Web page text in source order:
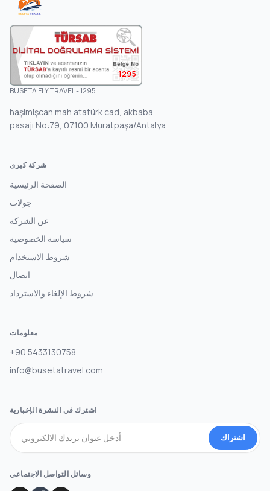
1295
BUSETA FLY TRAVEL - 1295
haşimişcan mah atatürk cad, akbaba
pasajı No:79, 07100 Muratpaşa/Antalya
شركة كبرى
الصفحة الرئيسية
جولات
عن الشركة
سياسة الخصوصية
شروط الاستخدام
اتصال
شروط الإلغاء والاسترداد
معلومات
+90 5433130758
info@busetatravel.com
اشترك في النشرة الإخبارية
اشتراك
وسائل التواصل الاجتماعي